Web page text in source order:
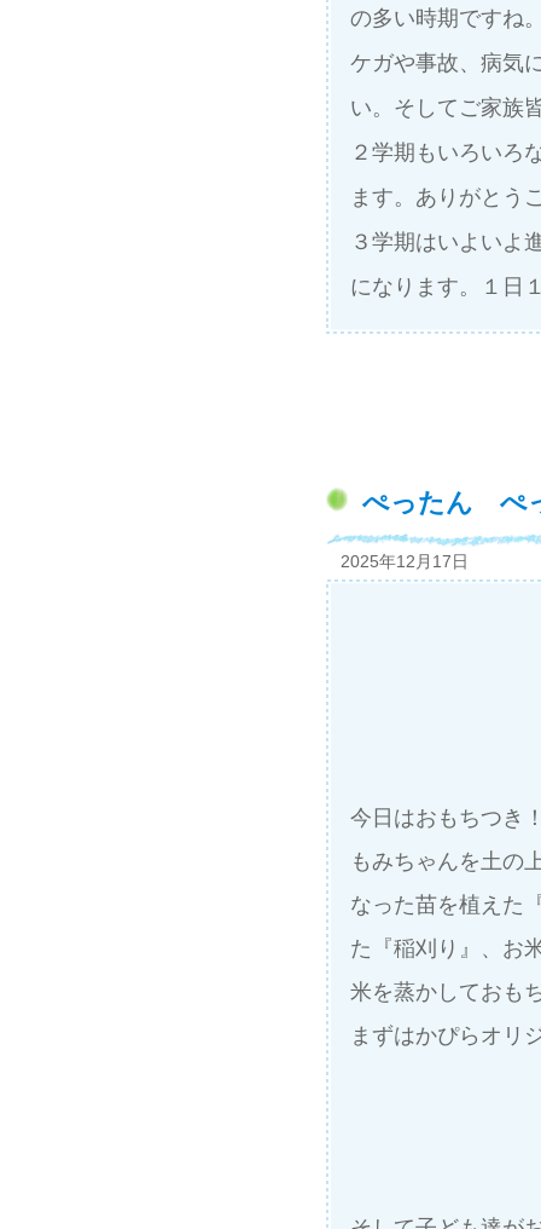
の多い時期ですね
ケガや事故、病気
い。そしてご家族
２学期もいろいろ
ます。ありがとう
３学期はいよいよ
になります。１日
ぺったん ぺ
2025年12月17日
今日はおもちつき
もみちゃんを土の
なった苗を植えた
た『稲刈り』、お
米を蒸かしておも
まずはかぴらオリ